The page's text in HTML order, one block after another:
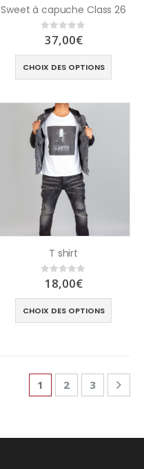
Sweet à capuche Class 26
0out of 5
37,00€
CHOIX DES OPTIONS
T shirt
0out of 5
18,00€
CHOIX DES OPTIONS
1 2 3